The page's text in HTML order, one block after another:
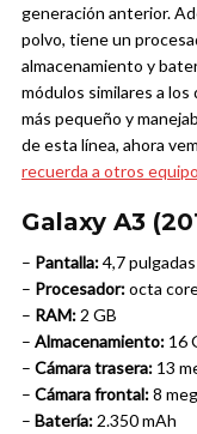
generación anterior.
polvo, tiene un
almacenamiento y
módulos similares a
más pequeño y
de esta línea, ahora
recuerda a otros
Galaxy A3
– Pantalla:4,7
– Procesador:octa
– RAM:2 GB
– Almacenamiento: 16
– Cámara trasera: 13
– Cámara frontal:8
– Batería:2.350 mAh